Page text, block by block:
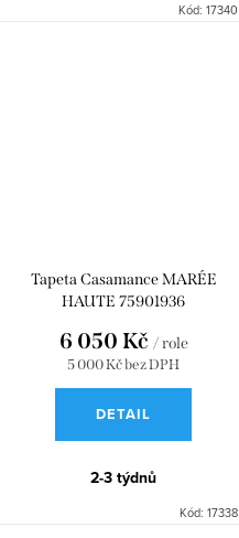
Kód: 17340
Tapeta Casamance MARÉE
HAUTE 75901936
5 000 Kč bez DPH
6 050 Kč / role
DETAIL
2-3 týdnů
Kód: 17338